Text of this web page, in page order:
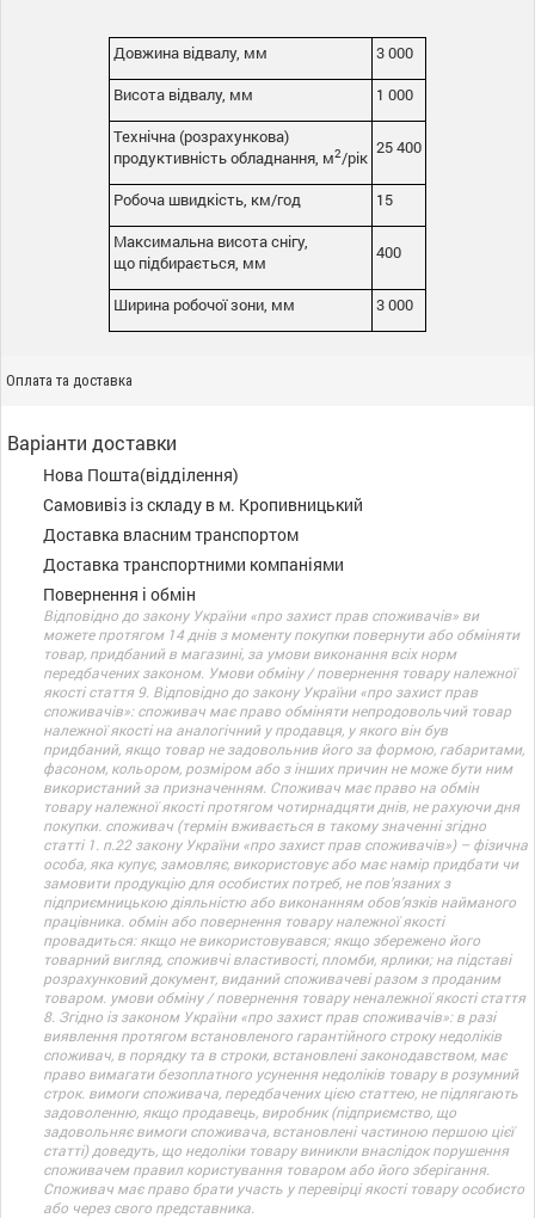
Довжина відвалу, мм
3 000
Висота відвалу, мм
1 000
Технічна (розрахункова)
продуктивність обладнання, м2/рік 25 400
Робоча швидкість, км/год
15
Максимальна висота снігу,
що підбирається, мм
400
Ширина робочої зони, мм 3 000
Оплата та доставка
Варіанти доставки
Нова Пошта(відділення)
Самовивіз із складу в м. Кропивницький
Доставка власним транспортом
Доставка транспортними компаніями
Повернення і обмін
Відповідно до закону України «про захист прав споживачів» ви
можете протягом 14 днів з моменту покупки повернути або обміняти
товар, придбаний в магазині, за умови виконання всіх норм
передбачених законом. Умови обміну / повернення товару належної
якості стаття 9. Відповідно до закону України «про захист прав
споживачів»: споживач має право обміняти непродовольчий товар
належної якості на аналогічний у продавця, у якого він був
придбаний, якщо товар не задовольнив його за формою, габаритами,
фасоном, кольором, розміром або з інших причин не може бути ним
використаний за призначенням. Споживач має право на обмін
товару належної якості протягом чотирнадцяти днів, не рахуючи дня
покупки. споживач (термін вживається в такому значенні згідно
статті 1. п.22 закону України «про захист прав споживачів») – фізична
особа, яка купує, замовляє, використовує або має намір придбати чи
замовити продукцію для особистих потреб, не пов’язаних з
підприємницькою діяльністю або виконанням обов’язків найманого
працівника. обмін або повернення товару належної якості
провадиться: якщо не використовувався; якщо збережено його
товарний вигляд, споживчі властивості, пломби, ярлики; на підставі
розрахунковий документ, виданий споживачеві разом з проданим
товаром. умови обміну / повернення товару неналежної якості стаття
8. Згідно із законом України «про захист прав споживачів»: в разі
виявлення протягом встановленого гарантійного строку недоліків
споживач, в порядку та в строки, встановлені законодавством, має
право вимагати безоплатного усунення недоліків товару в розумний
строк. вимоги споживача, передбачених цією статтею, не підлягають
задоволенню, якщо продавець, виробник (підприємство, що
задовольняє вимоги споживача, встановлені частиною першою цієї
статті) доведуть, що недоліки товару виникли внаслідок порушення
споживачем правил користування товаром або його зберігання.
Споживач має право брати участь у перевірці якості товару особисто
або через свого представника.